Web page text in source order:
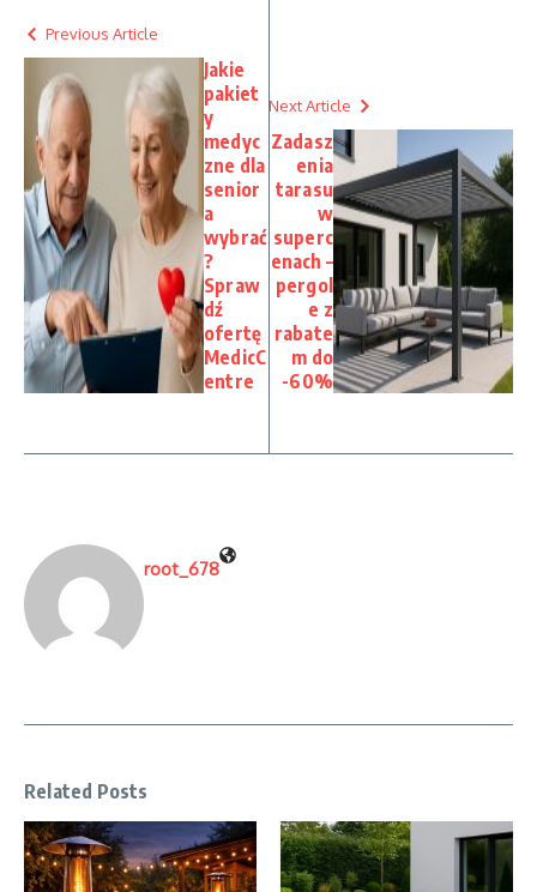
Previous Article
Jakie
pakiet
y
medyc
zne dla
senior
a
wybrać
?
Spraw
dź
ofertę
MedicC
entre
Next Article
Zadasz
enia
tarasu
w
superc
enach –
pergol
e z
rabate
m do
-60%
root_678
Related Posts